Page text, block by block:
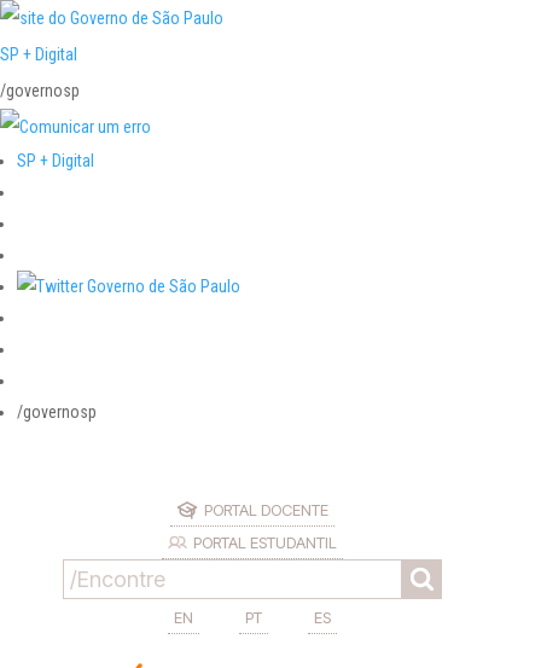
SP + Digital
/governosp
SP + Digital
/governosp
PORTAL DOCENTE
PORTAL ESTUDANTIL
EN PT ES